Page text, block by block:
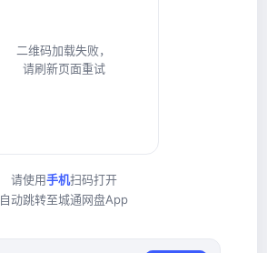
二维码加载失败，
请刷新页面重试
请使用手机扫码打开
自动跳转至城通网盘App